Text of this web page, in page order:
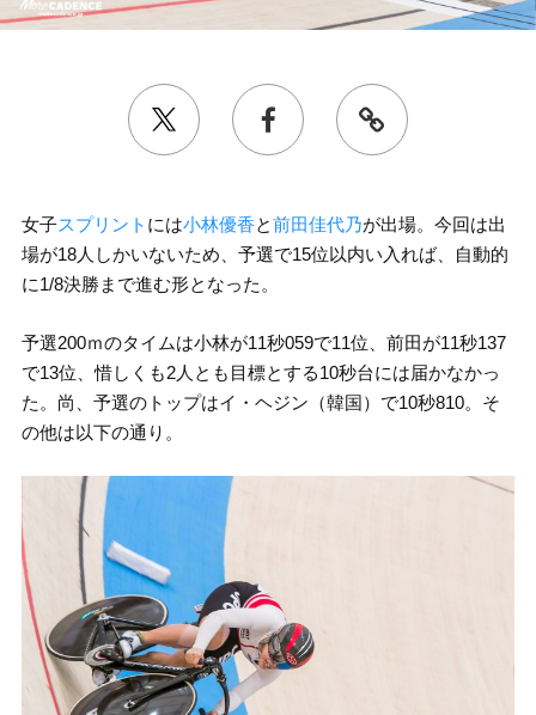
女子スプリント には小林優香と前田佳代乃が出場。今回は出
場が18人しかいないため、予選で15位以内い入れば、自動的
に1/8決勝まで進む形となった。
予選200ｍのタイムは小林が11秒059で11位、前田が11秒137
で13位、惜しくも2人とも目標とする10秒台には届かなかっ
た。尚、予選のトップはイ・ヘジン（韓国）で10秒810。そ
の他は以下の通り。